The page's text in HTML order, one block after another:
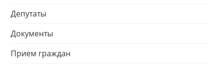
Депутаты
Документы
Прием граждан